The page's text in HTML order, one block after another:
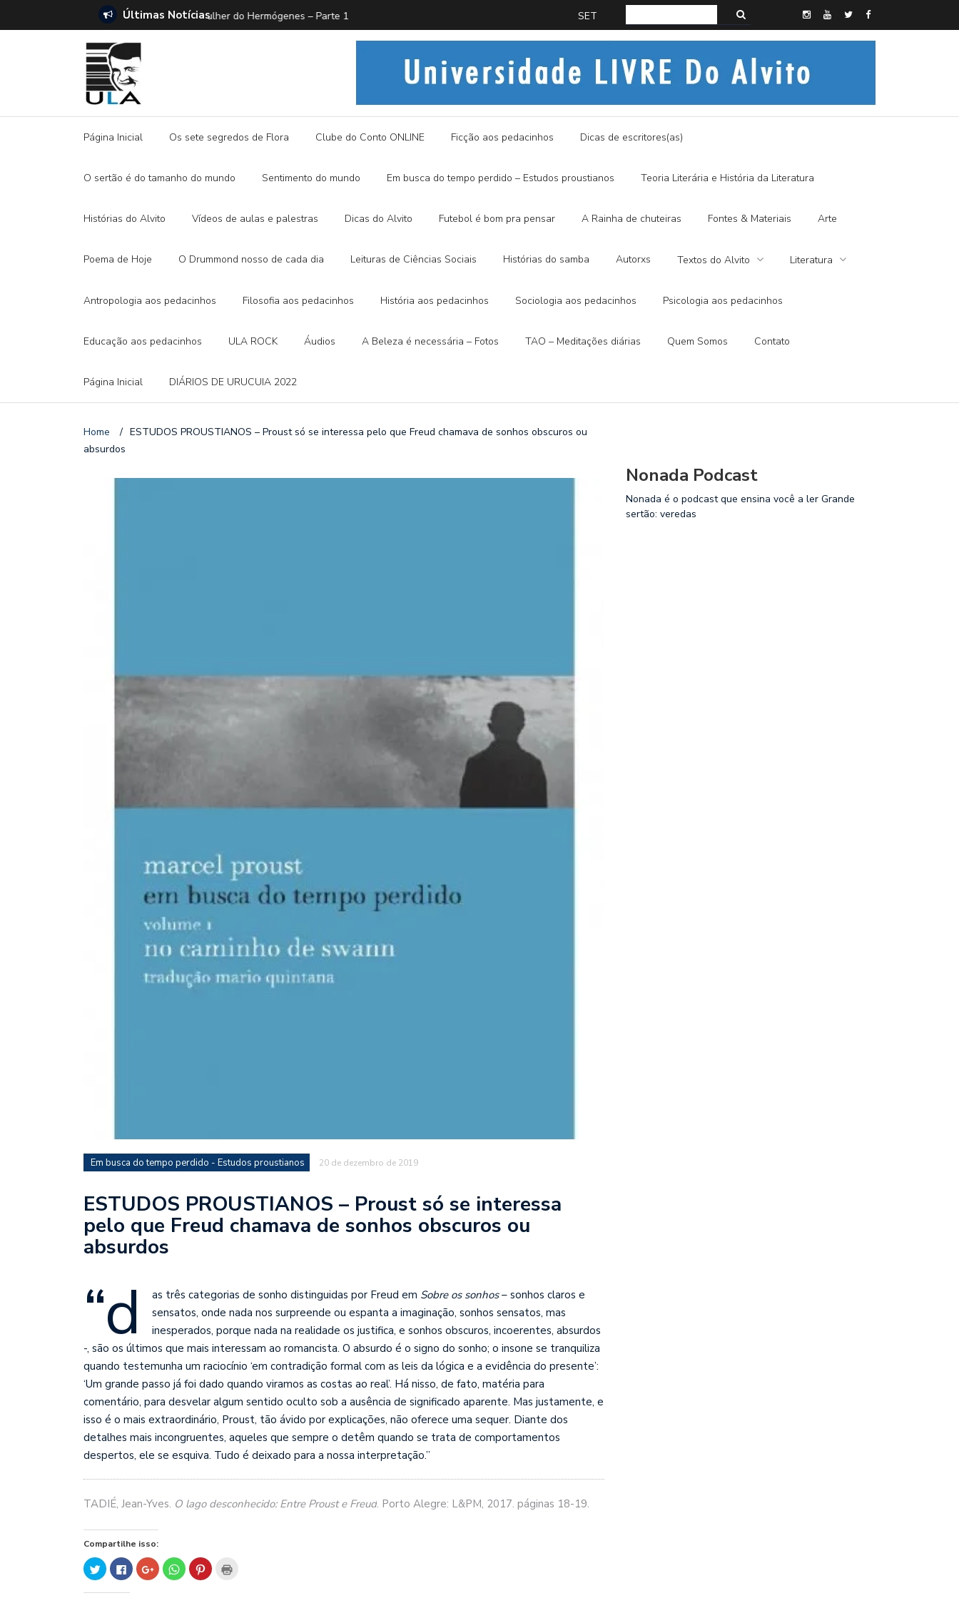
Últimas NotíciasSETE DICAS para ler PROUST Histórias do Alvito – A FRALDA DE PANO E A DITADURA DIGITAL
Página Inicial Os sete segredos de Flora Clube do Conto ONLINE Ficção aos pedacinhos Dicas de escritores(as)
O sertão é do tamanho do mundo Sentimento do mundo Em busca do tempo perdido – Estudos proustianos Teoria Literária e História da Literatura
Histórias do Alvito Vídeos de aulas e palestras Dicas do Alvito Futebol é bom pra pensar A Rainha de chuteiras Fontes & Materiais Arte
Poema de Hoje O Drummond nosso de cada dia Leituras de Ciências Sociais Histórias do samba Autorxs Textos do Alvito Literatura
Antropologia aos pedacinhos Filosofia aos pedacinhos História aos pedacinhos Sociologia aos pedacinhos Psicologia aos pedacinhos
Educação aos pedacinhos ULA ROCK Áudios A Beleza é necessária – Fotos TAO – Meditações diárias Quem Somos Contato
Página Inicial DIÁRIOS DE URUCUIA 2022
Home / ESTUDOS PROUSTIANOS – Proust só se interessa pelo que Freud chamava de sonhos obscuros ou
absurdos
Em busca do tempo perdido - Estudos proustianos 20 de dezembro de 2019
ESTUDOS PROUSTIANOS – Proust só se interessa
pelo que Freud chamava de sonhos obscuros ou
absurdos
“d as três categorias de sonho distinguidas por Freud em Sobre os sonhos– sonhos claros e
sensatos, onde nada nos surpreende ou espanta a imaginação, sonhos sensatos, mas
inesperados, porque nada na realidade os justifica, e sonhos obscuros, incoerentes, absurdos
-, são os últimos que mais interessam ao romancista. O absurdo é o signo do sonho; o insone se tranquiliza
quando testemunha um raciocínio ‘em contradição formal com as leis da lógica e a evidência do presente’:
‘Um grande passo já foi dado quando viramos as costas ao real’. Há nisso, de fato, matéria para
comentário, para desvelar algum sentido oculto sob a ausência de significado aparente. Mas justamente, e
isso é o mais extraordinário, Proust, tão ávido por explicações, não oferece uma sequer. Diante dos
detalhes mais incongruentes, aqueles que sempre o detêm quando se trata de comportamentos
despertos, ele se esquiva. Tudo é deixado para a nossa interpretação.”
TADIÉ, Jean-Yves. O lago desconhecido: Entre Proust e Freud. Porto Alegre: L&PM, 2017. páginas 18-19.
Compartilhe isso:
Clique
para
compartilhar
no
Clique
para
compartilhar
no
Compartilhe
no
Google+
Clique
para
compartilhar
Clique
para
Nonada Podcast
Nonada é o podcast que ensina você a ler Grande
sertão: veredas